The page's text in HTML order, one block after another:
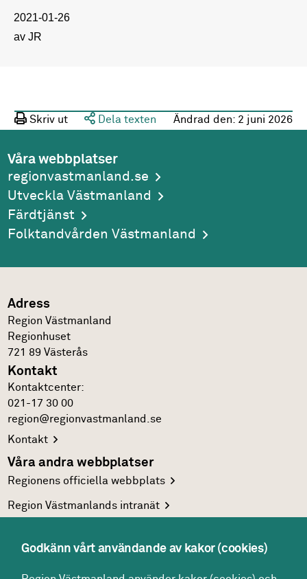
2021-01-26
av JR
Skriv ut Dela texten Ändrad den: 2 juni 2026
Våra webbplatser
regionvastmanland.se
Utveckla Västmanland
Färdtjänst
Folktandvården Västmanland
Adress
Region Västmanland
Regionhuset
721 89 Västerås
Kontakt
Kontakt­center:
021-17 30 00
region@regionvastmanland.se
Kontakt
Våra andra webbplatser
Regionens officiellawebbplats
Region Västmanlandsintranät
Facebook
LinkedIn
Godkänn vårt användande av kakor (cookies)